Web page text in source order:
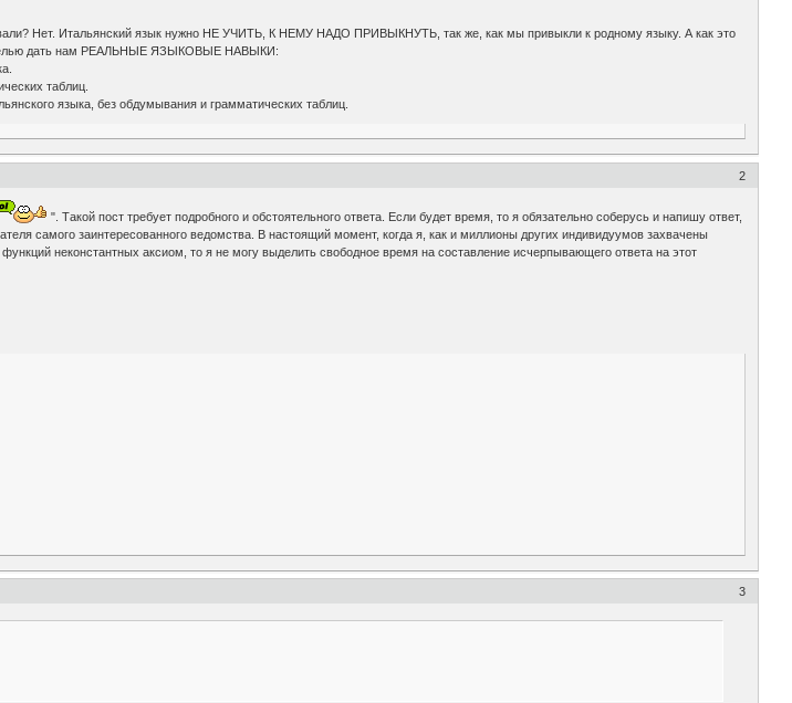
Нет. Итальянский язык нужно НЕ УЧИТЬ, К НЕМУ НАДО ПРИВЫКНУТЬ, так же, как мы привыкли к родному языку. А как это
целью дать нам РЕАЛЬНЫЕ ЯЗЫКОВЫЕ НАВЫКИ:
таблиц.
языка, без обдумывания и грамматических таблиц.
2
". Такой пост требует подробного и обстоятельного ответа. Если будет время, то я обязательно соберусь и напишу ответ,
самого заинтересованного ведомства. В настоящий момент, когда я, как и миллионы других индивидуумов захвачены
неконстантных аксиом, то я не могу выделить свободное время на составление исчерпывающего ответа на этот
3